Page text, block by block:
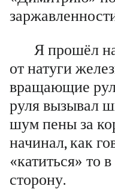
Я прошёл
от натуги
вращающие
руля вызывал
шум пены за
начинал, как
«катиться» то
сторону.